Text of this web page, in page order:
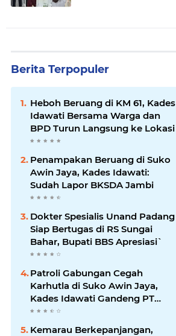
Berita Terpopuler
Heboh Beruang di KM 61, Kades
Idawati Bersama Warga dan
BPD Turun Langsung ke Lokasi
Penampakan Beruang di Suko
Awin Jaya, Kades Idawati:
Sudah Lapor BKSDA Jambi
Dokter Spesialis Unand Padang
Siap Bertugas di RS Sungai
Bahar, Bupati BBS Apresiasi`
Patroli Gabungan Cegah
Karhutla di Suko Awin Jaya,
Kades Idawati Gandeng PT
BBB-S, TNI dan BPD
Kemarau Berkepanjangan,